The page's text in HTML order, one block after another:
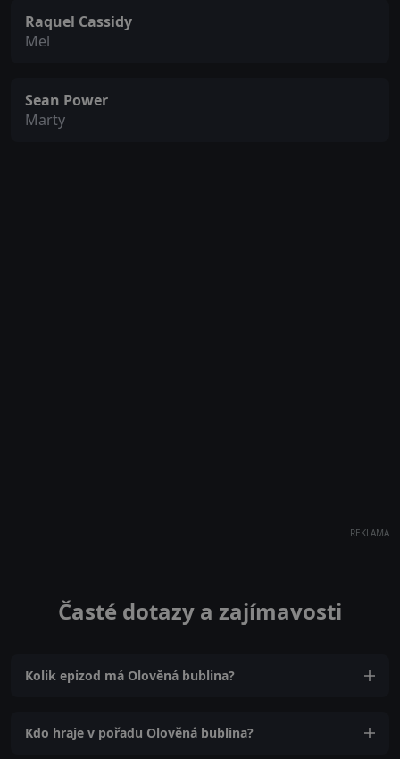
Raquel Cassidy
Mel
Sean Power
Marty
REKLAMA
Časté dotazy a zajímavosti
Kolik epizod má Olověná bublina?
Kdo hraje v pořadu Olověná bublina?